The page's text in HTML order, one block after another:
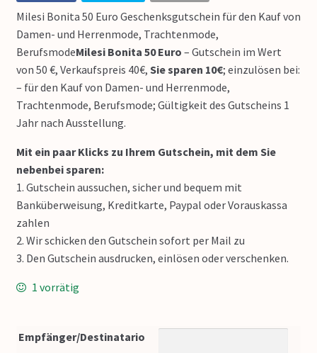
Milesi Bonita 50 Euro Geschenksgutschein für den Kauf von
Damen- und Herrenmode, Trachtenmode,
BerufsmodeMilesi Bonita 50 Euro – Gutschein im Wert
von 50 €, Verkaufspreis 40€, Sie sparen 10€; einzulösen bei:
– für den Kauf von Damen- und Herrenmode,
Trachtenmode, Berufsmode; Gültigkeit des Gutscheins 1
Jahr nach Ausstellung.
Mit ein paar Klicks zu Ihrem Gutschein, mit dem Sie
nebenbei sparen:
1. Gutschein aussuchen, sicher und bequem mit
Banküberweisung, Kreditkarte, Paypal oder Vorauskassa
zahlen
2. Wir schicken den Gutschein sofort per Mail zu
3. Den Gutschein ausdrucken, einlösen oder verschenken.
1 vorrätig
Empfänger/Destinatario